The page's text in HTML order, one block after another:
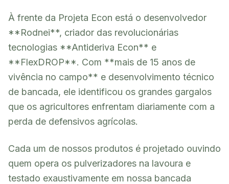
À frente da Projeta Econ está o desenvolvedor
**Rodnei**, criador das revolucionárias
tecnologias **Antideriva Econ** e
**FlexDROP**. Com **mais de 15 anos de
vivência no campo** e desenvolvimento técnico
de bancada, ele identificou os grandes gargalos
que os agricultores enfrentam diariamente com a
perda de defensivos agrícolas.
Cada um de nossos produtos é projetado ouvindo
quem opera os pulverizadores na lavoura e
testado exaustivamente em nossa bancada